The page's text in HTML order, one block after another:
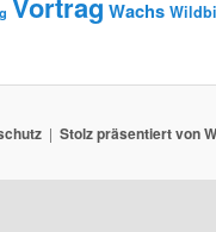
Wachs
Stolz präsentiert von